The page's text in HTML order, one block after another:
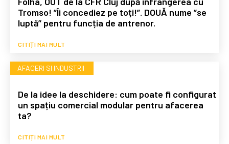
Tromso! ”Îi concediez pe toți!”. DOUĂ nume ”se
luptă” pentru funcția de antrenor.
CITIȚI MAI MULT
AFACERI SI INDUSTRII
De la idee la deschidere: cum poate fi configurat
un spațiu comercial modular pentru afacerea
ta?
CITIȚI MAI MULT